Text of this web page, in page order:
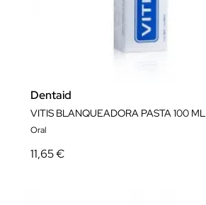
Dentaid
VITIS BLANQUEADORA PASTA 100 ML
Oral
11,65 €